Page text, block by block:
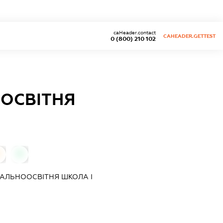
0 (800) 210 102
caHeader.contact
CAHEADER.GETTEST
ШКОЛА І